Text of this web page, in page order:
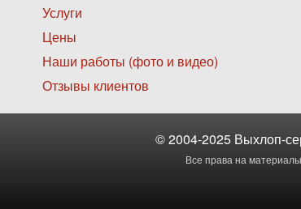
Нижнее
меню
1
Услуги
Цены
Наши работы (фото и видео)
Отзывы клиентов
© 2004-2025 Выхлоп-
Все права на